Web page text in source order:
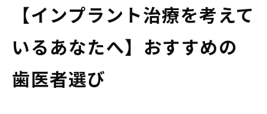
【インプラント治療を考えて
いるあなたへ】おすすめの
歯医者選び